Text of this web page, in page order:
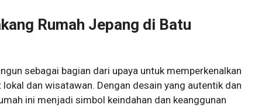
Rumah Jepang di Batu
sebagai bagian dari upaya untuk memperkenalkan
dan wisatawan. Dengan desain yang autentik dan
ini menjadi simbol keindahan dan keanggunan